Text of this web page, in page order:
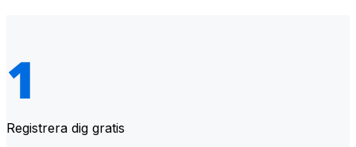
Registrera dig gratis